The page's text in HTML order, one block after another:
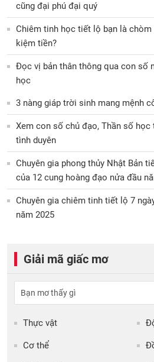
cũng đại phú đại quý
Chiêm tinh học tiết lộ bạn là
kiệm tiền?
Đọc vị bản thân thông qua con số
học
3 nàng giáp trời sinh mang mệnh
Xem con số chủ đạo, Thần số
tình duyên
Chuyên gia phong thủy Nhật Bản
của 12 cung hoàng đạo nửa đầu
Chuyên gia chiêm tinh tiết lộ 7
năm 2025
Giải mã giấc mơ
Thực vật
Cơ thể